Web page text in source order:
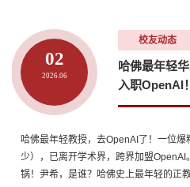
（9514），国际量子分子科学院院士，
学博雅特聘教授、博士生导...
02
2026.06
校友动态
哈佛最年轻
入职OpenAI！
哈佛最年轻教授，去OpenAI了！一位
少），已离开学术界，跨界加盟
锅！尹希，是谁？哈佛史上最年轻的正